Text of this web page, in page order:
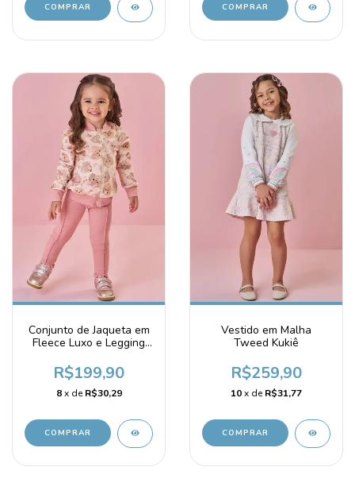
COMPRAR COMPRAR
Conjunto de Jaqueta em
Fleece Luxo e Legging
R$199,90
8 x deR$30,29
COMPRAR
Vestido em Malha
Tweed Kukiê
R$259,90
10x deR$31,77
COMPRAR